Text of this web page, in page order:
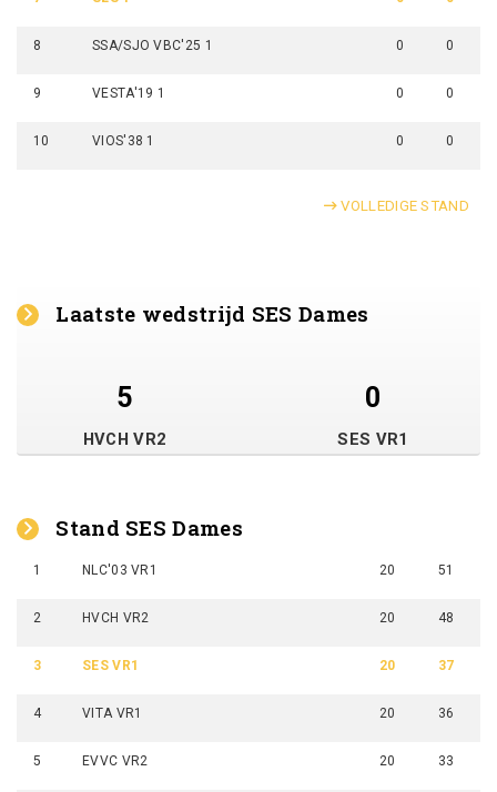
8 SSA/SJO VBC'25 1 0 0
9 VESTA'19 1 0 0
10 VIOS'38 1 0 0
VOLLEDIGE STAND
Laatste wedstrijd SES Dames
5 0
HVCH VR2 SES VR1
Stand SES Dames
1 NLC'03 VR1 20 51
2 HVCH VR2 20 48
3 SES VR1 20 37
4 VITA VR1 20 36
5 EVVC VR2 20 33